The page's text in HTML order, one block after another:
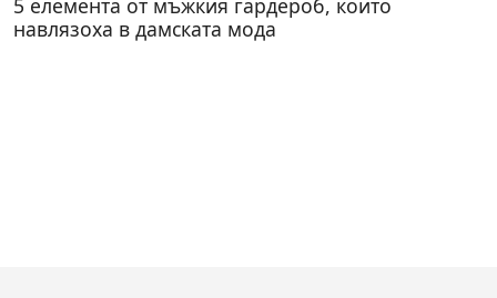
навлязоха в дамската мода